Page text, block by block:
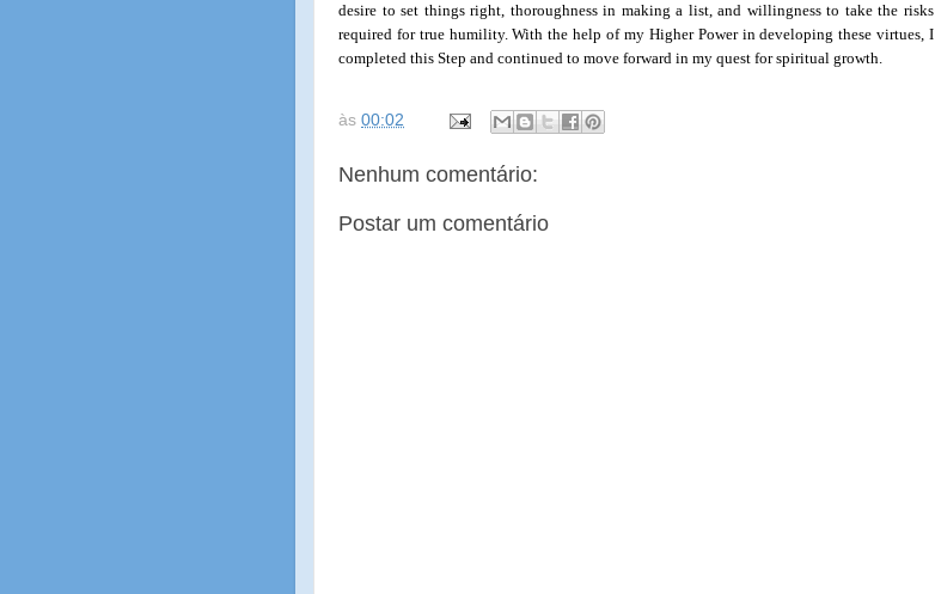
desire to set things right, thoroughness in making a list, and willingness to take the risks
required for true humility. With the help of my Higher Power in developing these virtues, I
completed this Step and continued to move forward in my quest for spiritual growth.
às 00:02
Nenhum comentário:
Postar um comentário